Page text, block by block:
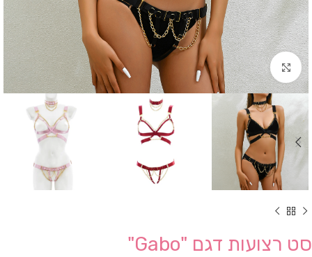
Click to enlarge
סט רצועות דגם "Gabo"